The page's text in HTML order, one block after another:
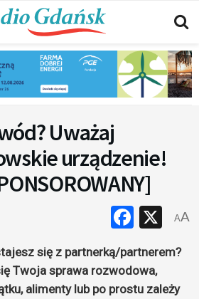
Uważaj
urządzenie!
X
AA
się z partnerką/partnerem?
Twoja sprawa rozwodowa,
alimenty lub po prostu zależy